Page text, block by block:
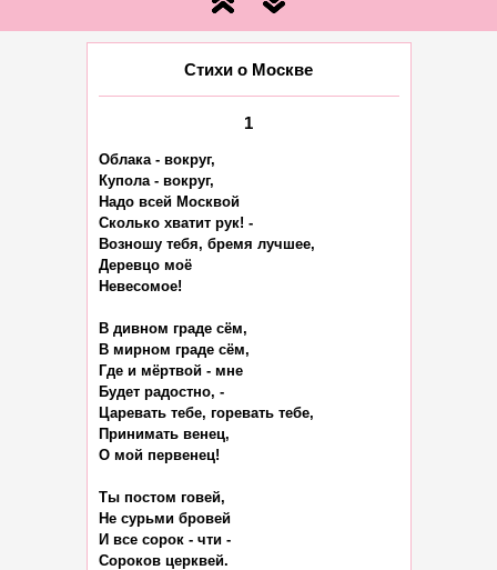
Стихи о Москве
1
Облака - вокруг,
Купола - вокруг,
Надо всей Москвой
Сколько хватит рук! -
Возношу тебя, бремя лучшее,
Деревцо моё
Невесомое!
В дивном граде сём,
В мирном граде сём,
Где и мёртвой - мне
Будет радостно, -
Царевать тебе, горевать тебе,
Принимать венец,
О мой первенец!
Ты постом говей,
Не сурьми бровей
И все сорок - чти -
Сороков церквей.